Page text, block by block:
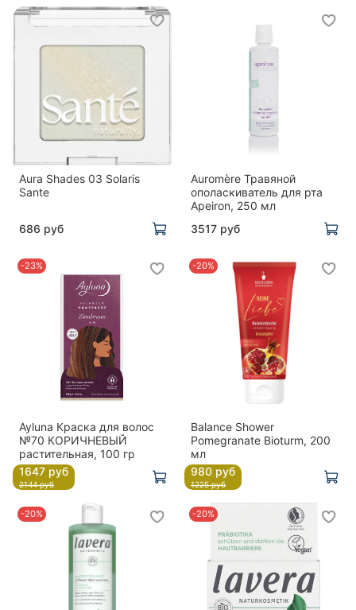
Aura Shades 03 Solaris
Sante
686 руб
Auromère Травяной
ополаскиватель для рта
Apeiron, 250 мл
3517 руб
-23%
Ayluna Краска для волос
№70 КОРИЧНЕВЫЙ
растительная, 100 гр
1647 руб
2144 руб
-20%
Balance Shower
Pomegranate Bioturm, 200
мл
980 руб
1225 руб
-20% -20%